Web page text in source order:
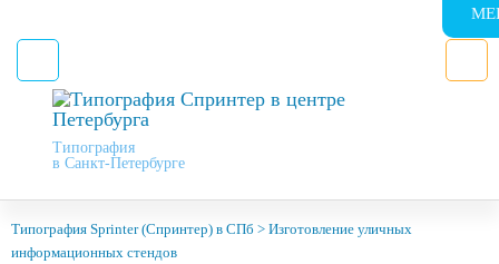
Типография
в Санкт-Петербурге
Типография Sprinter (Спринтер) в СПб > Изготовление уличных
информационных стендов